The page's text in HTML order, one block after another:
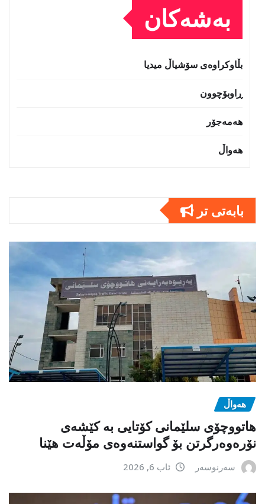
بەشەکان
بڵاوکراوەی سۆشیاڵ میدیا
ڕاوبۆچوون
هەمەجۆر
هەواڵ
بابەتى تر
هەواڵ
هاتووچۆی سلێمانی کۆتایی بە کێشەی
نۆرەوەرگرتن بۆ گواستنەوەی مۆڵەت هێنا
سەرنوسەر ئاب 6, 2026